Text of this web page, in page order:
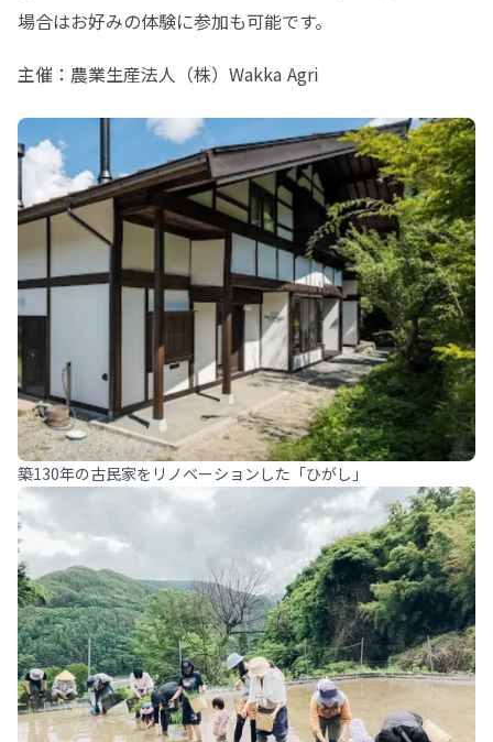
場合はお好みの体験に参加も可能です。
主催：農業生産法人（株）Wakka Agri
築130年の古民家をリノベーションした「ひがし」